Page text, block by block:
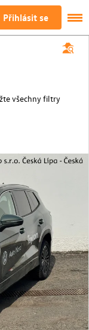
Přihlásit se
všechny filtry